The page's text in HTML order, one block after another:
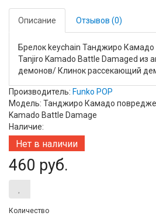
Описание Отзывов (0)
Брелок keychain Танджиро
Tanjiro Kamado Battle Damaged из
демонов/ Клинок рассекающий
Производитель: Funko POP
Модель: Танджиро Камадо
Kamado Battle Damage
Наличие:
Нет в наличии
460 руб.
Количество